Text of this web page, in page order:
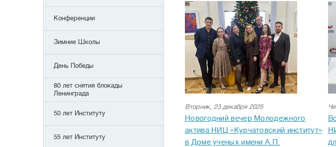
Конференции
Зимние Школы
День Победы
80 лет снятия блокады
Ленинграда
50 лет Институту
55 лет Институту
Вторник, 23 декабря 2025
Новогодний вечер Молодежного
актива НИЦ «Курчатовский институт»
в Доме ученых имени А.П.